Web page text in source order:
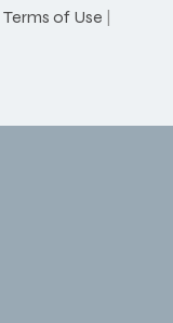
Terms of Use |